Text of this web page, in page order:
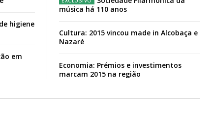
higiene
em
música há 110 anos
Cultura: 2015 vincou made in Alcobaça e
Nazaré
Economia: Prémios e investimentos
marcam 2015 na região